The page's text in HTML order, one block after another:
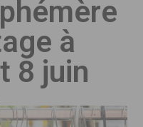
à
8 juin